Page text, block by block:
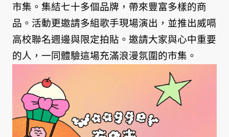
市集。集結七十多個品牌，帶來豐富多樣的商
品。活動更邀請多組歌手現場演出，並推出威嗝
高校聯名週邊與限定拍貼。邀請大家與心中重要
的人，一同體驗這場充滿浪漫氛圍的市集。